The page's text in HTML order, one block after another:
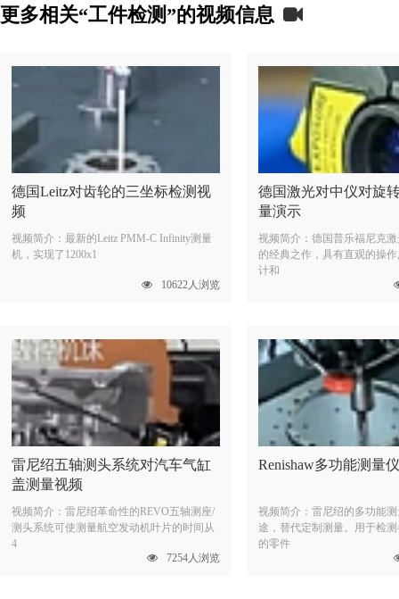
更多相关“工件检测”的视频信息
德国Leitz对齿轮的三坐标检测视
频
视频简介：最新的Leitz PMM-C Infinity测量
机，实现了1200x1
10622人浏览
德国激光对中仪对旋
量演示
视频简介：德国普乐福尼克
的经典之作，具有直观的操
计和
雷尼绍五轴测头系统对汽车气缸
盖测量视频
视频简介：雷尼绍革命性的REVO五轴测座/
测头系统可使测量航空发动机叶片的时间从
4
7254人浏览
Renishaw多功能测量
视频简介：雷尼绍的多功能
途，替代定制测量。用于检
的零件